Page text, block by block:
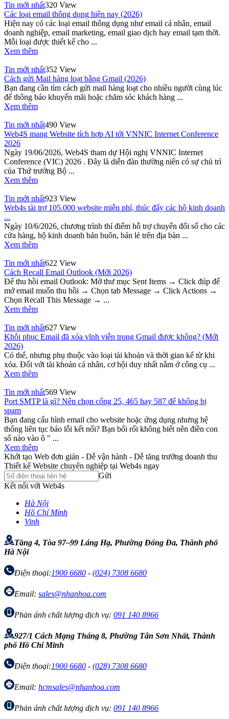
Tin mới nhất320 View
Các loại email thông dụng hiện nay (2026)
Hiện nay có các loại email thông dụng như email cá nhân, email
doanh nghiệp, email marketing, email giao dịch hay email tạm thời.
Mỗi loại được thiết kế cho ...
Xem thêm
Tin mới nhất352 View
Cách gửi Mail hàng loạt bằng Gmail (2026)
Bạn đang cần tìm cách gửi mail hàng loạt cho nhiều người cùng lúc
để thông báo khuyến mãi hoặc chăm sóc khách hàng ...
Xem thêm
Tin mới nhất490 View
Web4S mang Website tích hợp AI tới VNNIC Internet Conference
2026
Ngày 19/06/2026, Web4S tham dự Hội nghị VNNIC Internet
Conference (VIC) 2026 . Đây là diễn đàn thường niên có sự chủ trì
của Thứ trưởng Bộ ...
Xem thêm
Tin mới nhất923 View
Web4s tài trợ 105.000 website miễn phí, thúc đẩy các hộ kinh doanh
...
Ngày 10/6/2026, chương trình thí điểm hỗ trợ chuyển đổi số cho các
cửa hàng, hộ kinh doanh bán buôn, bán lẻ trên địa bàn ...
Xem thêm
Tin mới nhất622 View
Cách Recall Email Outlook (Mới 2026)
Để thu hồi email Outlook: Mở thư mục Sent Items → Click đúp để
mở email muốn thu hồi → Chọn tab Message → Click Actions →
Chọn Recall This Message → ...
Xem thêm
Tin mới nhất627 View
Khôi phục Email đã xóa vĩnh viễn trong Gmail được không? (Mới
2026)
Có thể, nhưng phụ thuộc vào loại tài khoản và thời gian kể từ khi
xóa. Đối với tài khoản cá nhân, cơ hội duy nhất nằm ở công cụ ...
Xem thêm
Tin mới nhất569 View
Port SMTP là gì? Nên chọn cổng 25, 465 hay 587 để không bị
spam
Bạn đang cấu hình email cho website hoặc ứng dụng nhưng hệ
thống liên tục báo lỗi kết nối? Bạn bối rối không biết nên điền con
số nào vào ô " ...
Xem thêm
Khởi tạo Web đơn giản - Dễ vận hành - Dễ tăng trưởng doanh thu
Thiết kế Website chuyên nghiệp tại Web4s ngay
Gửi
Kết nối với Web4s
Hà Nội
Hồ Chí Minh
Vinh
Tầng 4, Tòa 97–99 Láng Hạ, Phường Đống Đa, Thành phố
Hà Nội
Điện thoại:1900 6680 - (024) 7308 6680
Email: sales@nhanhoa.com
Phản ánh chất lượng dịch vụ: 091 140 8966
927/1 Cách Mạng Tháng 8, Phường Tân Sơn Nhất, Thành
phố Hồ Chí Minh
Điện thoại:1900 6680 - (028) 7308 6680
Email: hcmsales@nhanhoa.com
Phản ánh chất lượng dịch vụ: 091 140 8966